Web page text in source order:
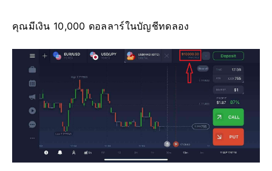
คุณมีเงิน 10,000 ดอลลาร์ในบัญชีทดลอง